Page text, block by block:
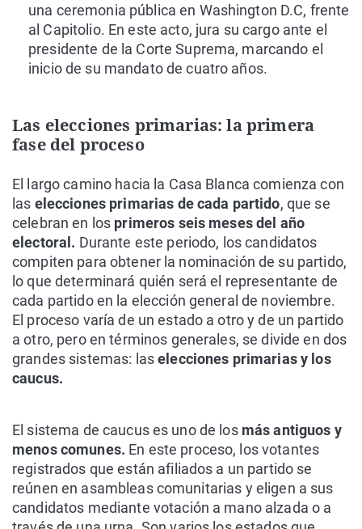
una ceremonia pública en Washington D.C, frente
al Capitolio. En este acto, jura su cargo ante el
presidente de la Corte Suprema, marcando el
inicio de su mandato de cuatro años.
Las elecciones primarias: la primera
fase del proceso
El largo camino hacia la Casa Blanca comienza con
las elecciones primarias de cada partido, que se
celebran en los primeros seis meses del año
electoral. Durante este periodo, los candidatos
compiten para obtener la nominación de su partido,
lo que determinará quién será el representante de
cada partido en la elección general de noviembre.
El proceso varía de un estado a otro y de un partido
a otro, pero en términos generales, se divide en dos
grandes sistemas: laselecciones primarias y los
caucus.
El sistema de caucus es uno de los más antiguos y
menos comunes. En este proceso, los votantes
registrados que están afiliados a un partido se
reúnen en asambleas comunitarias y eligen a sus
candidatos mediante votación a mano alzada o a